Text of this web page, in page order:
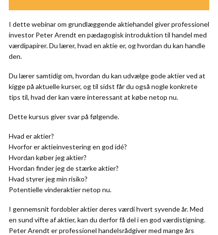
I dette webinar om grundlæggende aktiehandel giver professionel
investor Peter Arendt en pædagogisk introduktion til handel med
værdipapirer. Du lærer, hvad en aktie er, og hvordan du kan handle
den.
Du lærer samtidig om, hvordan du kan udvælge gode aktier ved at
kigge på aktuelle kurser, og til sidst får du også nogle konkrete
tips til, hvad der kan være interessant at købe netop nu.
Dette kursus giver svar på følgende.
Hvad er aktier?
Hvorfor er aktieinvestering en god idé?
Hvordan køber jeg aktier?
Hvordan finder jeg de stærke aktier?
Hvad styrer jeg min risiko?
Potentielle vinderaktier netop nu.
I gennemsnit fordobler aktier deres værdi hvert syvende år. Med
en sund vifte af aktier, kan du derfor få del i en god værdistigning.
Peter Arendt er professionel handelsrådgiver med mange års